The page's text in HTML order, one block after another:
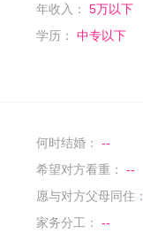
年收入：
5万以下
学历：
中专以下
何时结婚：
--
希望对方看重：
--
愿与对方父母同住：
家务分工： --